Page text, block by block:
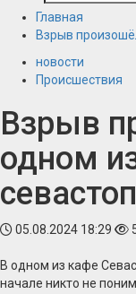
Главная
Взрыв
новости
Происшествия
Взрыв
одном
05.08.2024 18:29
В одном из кафе
начале никто не